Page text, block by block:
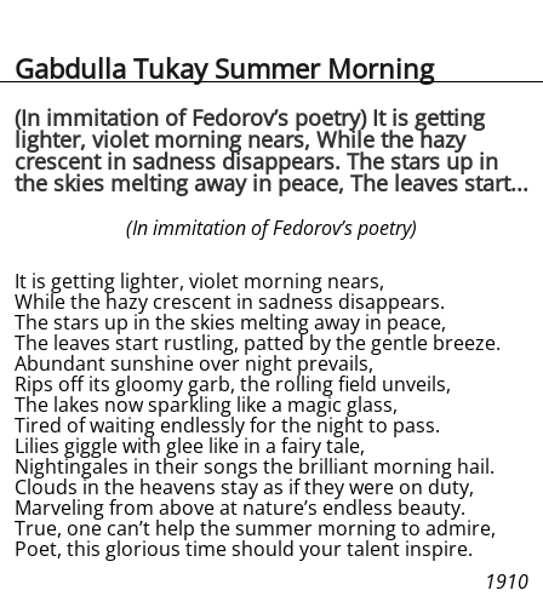
Gabdulla Tukay Summer Morning
(In immitation of Fedorov’s poetry) It is getting
lighter, violet morning nears, While the hazy
crescent in sadness disappears. The stars up in
the skies melting away in peace, The leaves start...
(In immitation of Fedorov’s poetry)
It is getting lighter, violet morning nears,
While the hazy crescent in sadness disappears.
The stars up in the skies melting away in peace,
The leaves start rustling, patted by the gentle breeze.
Abundant sunshine over night prevails,
Rips off its gloomy garb, the rolling field unveils,
The lakes now sparkling like a magic glass,
Tired of waiting endlessly for the night to pass.
Lilies giggle with glee like in a fairy tale,
Nightingales in their songs the brilliant morning hail.
Clouds in the heavens stay as if they were on duty,
Marveling from above at nature’s endless beauty.
True, one can’t help the summer morning to admire,
Poet, this glorious time should your talent inspire.
1910